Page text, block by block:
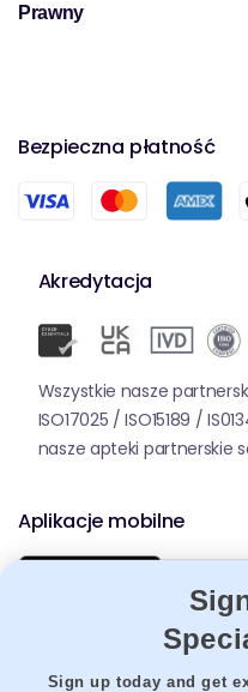
adaptogennych, które
formularz, który
życia. Każdy produkt
kontrole jakości, aby
czystość, zapewniając
Prawny
Bezpieczna płatność
Akredytacja
Wszystkie nasze
ISO17025 / ISO15189 /
nasze apteki partnerskie
Aplikacje mobilne
Sign up today and get